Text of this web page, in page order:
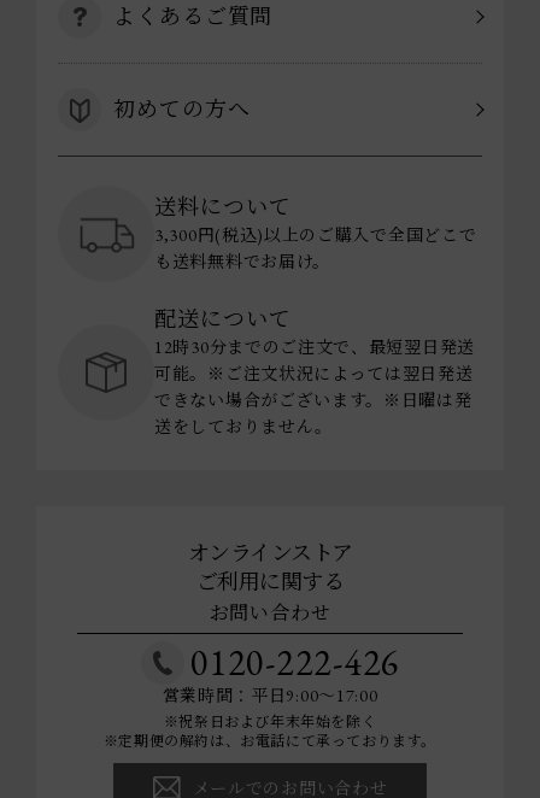
よくあるご質問
初めての方へ
送料について
3,300円(税込)以上のご購入で全国どこで
も送料無料でお届け。
配送について
12時30分までのご注文で、最短翌日発送
可能。※ご注文状況によっては翌日発送
できない場合がございます。※日曜は発
送をしておりません。
オンラインストア
ご利用に関する
お問い合わせ
0120-222-426
営業時間：平日9:00～17:00
※祝祭日および年末年始を除く
※定期便の解約は、お電話にて承っております。
メールでのお問い合わせ